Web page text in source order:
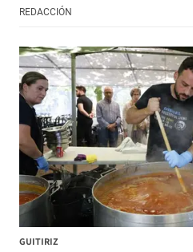
REDACCIÓN
GUITIRIZ